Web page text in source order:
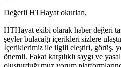
Değerli HTHayat okurları,
HTHayat ekibi olarak haber değeri
şeyler bulacağı içerikleri sizlere
İçeriklerimiz ile ilgili eleştiri, görüş,
önemli. Fakat karşılıklı saygı ve
oluşturduğumuz yorum